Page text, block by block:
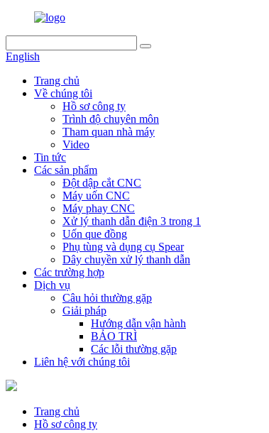
English
Trang chủ
Về chúng tôi
Hồ sơ công ty
Trình độ chuyên môn
Tham quan nhà máy
Video
Tin tức
Các sản phẩm
Đột dập cắt CNC
Máy uốn CNC
Máy phay CNC
Xử lý thanh dẫn điện 3 trong 1
Uốn que đồng
Phụ tùng và dụng cụ Spear
Dây chuyền xử lý thanh dẫn
Các trường hợp
Dịch vụ
Câu hỏi thường gặp
Giải pháp
Hướng dẫn vận hành
BẢO TRÌ
Các lỗi thường gặp
Liên hệ với chúng tôi
Trang chủ
Hồ sơ công ty